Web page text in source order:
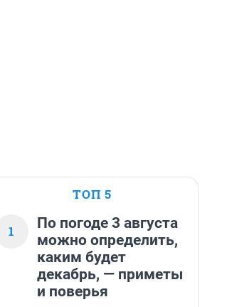
ТОП 5
1
По погоде 3 августа
можно определить,
каким будет
декабрь, — приметы
и поверья